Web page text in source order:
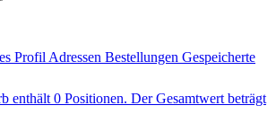
Profil Adressen Bestellungen Gespeicherte
enthält 0 Positionen. Der Gesamtwert beträgt